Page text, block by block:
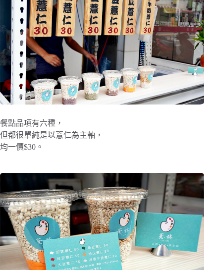
餐點品項有六種，
但都很單純是以薏仁為主軸，
均一價$30。